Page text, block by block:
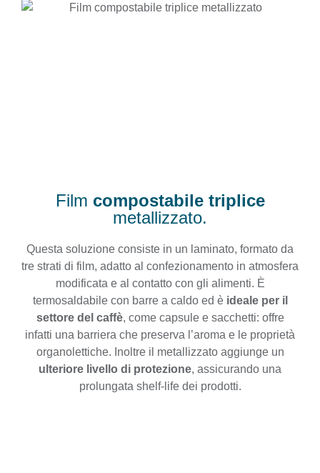
Film compostabile triplice
metallizzato.
Questa soluzione consiste in un laminato, formato da
tre strati di film, adatto al confezionamento in atmosfera
modificata e al contatto con gli alimenti. È
termosaldabile con barre a caldo ed è ideale per il
settore del caffè, come capsule e sacchetti: offre
infatti una barriera che preserva l’aroma e le proprietà
organolettiche. Inoltre il metallizzato aggiunge un
ulteriore livello di protezione, assicurando una
prolungata shelf-life dei prodotti.